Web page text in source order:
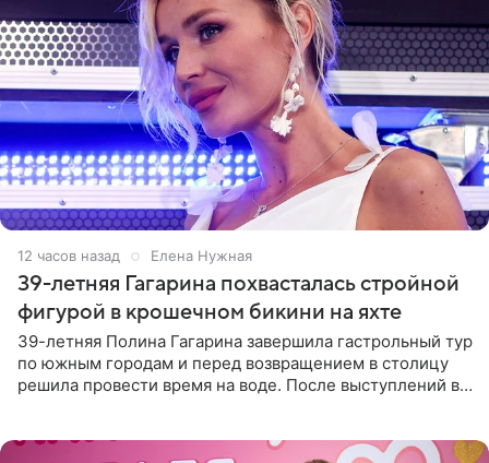
12 часов назад Елена Нужная
39-летняя Гагарина похвасталась стройной
фигурой в крошечном бикини на яхте
39-летняя Полина Гагарина завершила гастрольный тур
по южным городам и перед возвращением в столицу
решила провести время на воде. После выступлений в